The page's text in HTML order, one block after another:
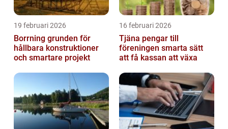
19 februari 2026
Borrning grunden för
hållbara konstruktioner
och smartare projekt
16 februari 2026
Tjäna pengar till
föreningen smarta sätt
att få kassan att växa